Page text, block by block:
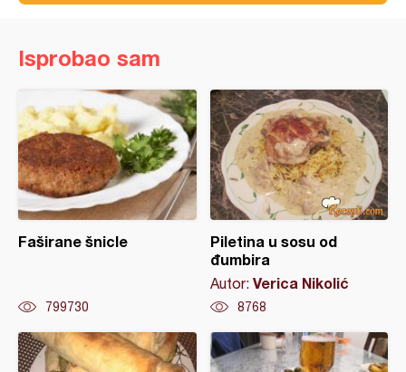
Isprobao sam
Faširane šnicle
799730
Piletina u sosu od
đumbira
Autor: Verica Nikolić
8768